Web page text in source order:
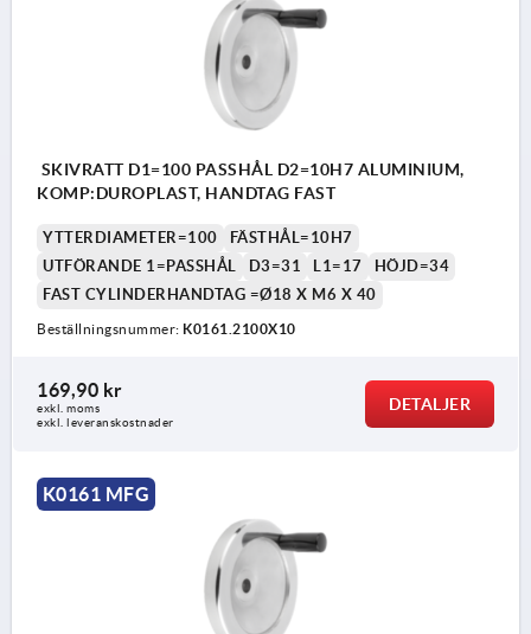
SKIVRATT D1=100 PASSHÅL D2=10H7 ALUMINIUM,
KOMP:DUROPLAST, HANDTAG FAST
YTTERDIAMETER=100
FÄSTHÅL=10H7
UTFÖRANDE 1=PASSHÅL
D3=31 L1=17
HÖJD=34
FAST CYLINDERHANDTAG =Ø18 X M6 X 40
Beställningsnummer: K0161.2100X10
169,90 kr
exkl. moms
exkl. leveranskostnader
DETALJER
K0161 MFG